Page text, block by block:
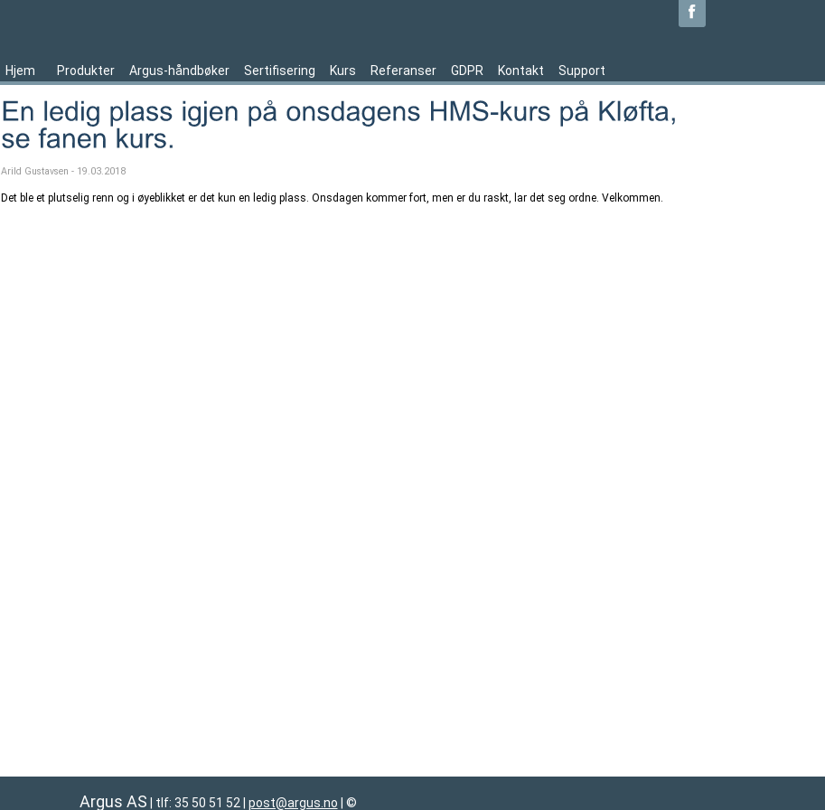
Hjem Produkter Argus-håndbøker Sertifisering Kurs Referanser GDPR Kontakt Support
Arild Gustavsen - 19.03.2018
Det ble et plutselig renn og i øyeblikket er det kun en ledig plass. Onsdagen kommer fort, men er du raskt, lar det seg ordne. Velkommen.
Argus AS | tlf: 35 50 51 52 post@argus.no ©